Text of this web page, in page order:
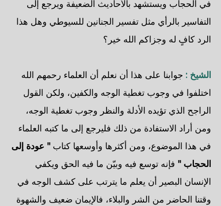
في الحجاب ويستشهد بالأحاديث الضعيفة ويرجع إلى
التفاسير بالرأي مثل تفسير الجنانين للسيوطي وهل هذا
الرد كافٍ له وجزاكم الله خير؟
الشيخ : جوابنا على هذا أن نعلم أن العلماء رحمهم الله
اختلفوا في وجوب تغطية الوجه والكفين، ولكن القول
الراجح الذي تؤيده الأدلة والنظر وجوب تغطية الوجه،
ومن أراد الاستفادة من ذلك فليرجع إلى ما كتبه العلماء
في هذا الموضوع، ومن أكثرها وأوسعها كتاب " عودة إلى
الحجاب " فإنه توسع فيه وبيّن ما فيه الحق ويكفي
الإنسان البصير أن يعلم ما يترتب على كشف الوجه في
وقتنا الحاضر من الشر والبلاء، فالإيمان ضعيف والشهوة